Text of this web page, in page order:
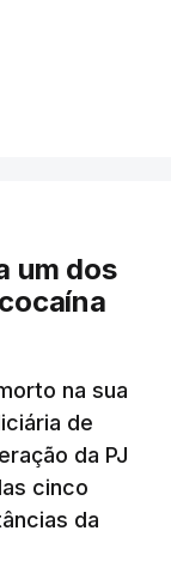
de 50 por
Escola
esteja
dias,
ser
um dos
na sua
de
da PJ
cinco
da